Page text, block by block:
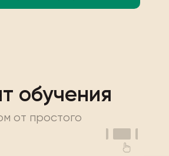
от простого
обучения